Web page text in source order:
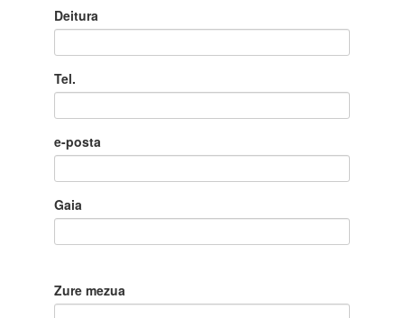
Deitura
Tel.
e-posta
Gaia
Zure mezua